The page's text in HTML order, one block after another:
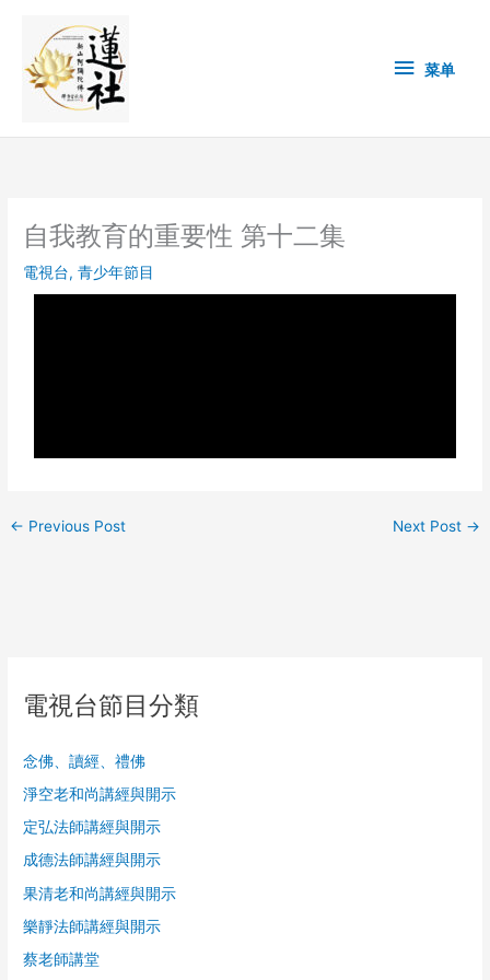
content
单 菜单
自我教育的重要性 第十二集
電視台,青少年節目
← Previous Post Next Post →
電視台節目分類
念佛、讀經、禮佛
淨空老和尚講經與開示
定弘法師講經與開示
成德法師講經與開示
果清老和尚講經與開示
樂靜法師講經與開示
蔡老師講堂